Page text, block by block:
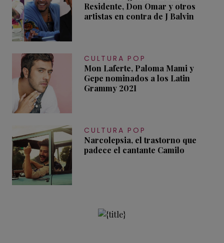
Residente, Don Omar y otros
artistas en contra de J Balvin
CULTURA POP
Mon Laferte, Paloma Mami y
Gepe nominados a los Latin
Grammy 2021
CULTURA POP
Narcolepsia, el trastorno que
padece el cantante Camilo